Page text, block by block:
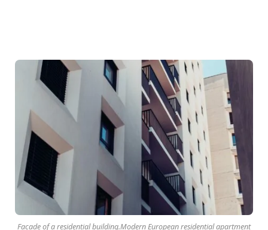
Facade of a residential building.Modern European residential apartment